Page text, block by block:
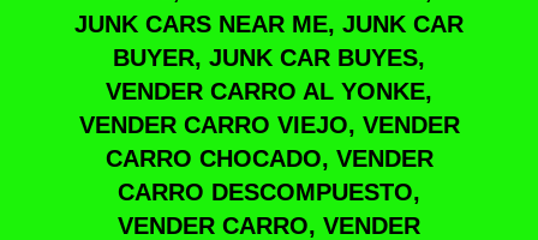
JUNK CARS NEAR ME, JUNK CAR
BUYER, JUNK CAR BUYES,
VENDER CARRO AL YONKE,
VENDER CARRO VIEJO, VENDER
CARRO CHOCADO, VENDER
CARRO DESCOMPUESTO,
VENDER CARRO, VENDER